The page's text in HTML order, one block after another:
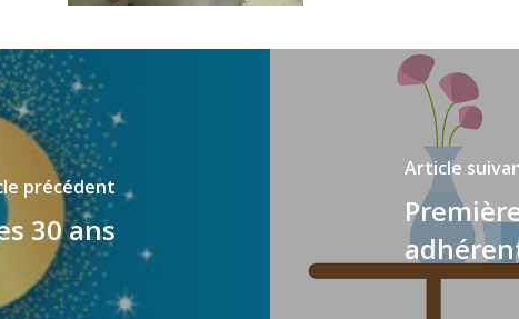
précédent
30 ans
Article